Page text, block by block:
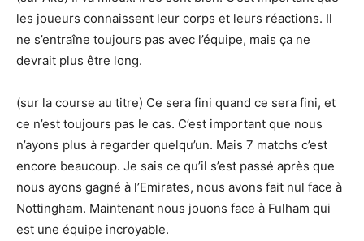
les joueurs connaissent leur corps et leurs réactions. Il
ne s’entraîne toujours pas avec l’équipe, mais ça ne
devrait plus être long.
(sur la course au titre) Ce sera fini quand ce sera fini, et
ce n’est toujours pas le cas. C’est important que nous
n’ayons plus à regarder quelqu’un. Mais 7 matchs c’est
encore beaucoup. Je sais ce qu’il s’est passé après que
nous ayons gagné à l’Emirates, nous avons fait nul face à
Nottingham. Maintenant nous jouons face à Fulham qui
est une équipe incroyable.